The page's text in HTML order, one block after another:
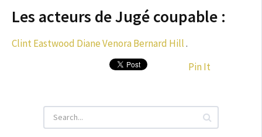
Les acteurs de Jugé coupable :
Clint Eastwood Diane VenoraBernard Hill.
Pin It